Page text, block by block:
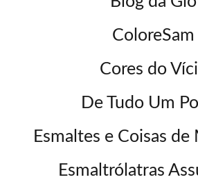
ColoreSam
Cores do
De Tudo Um
Esmaltes e Coisas
Esmaltrólatras